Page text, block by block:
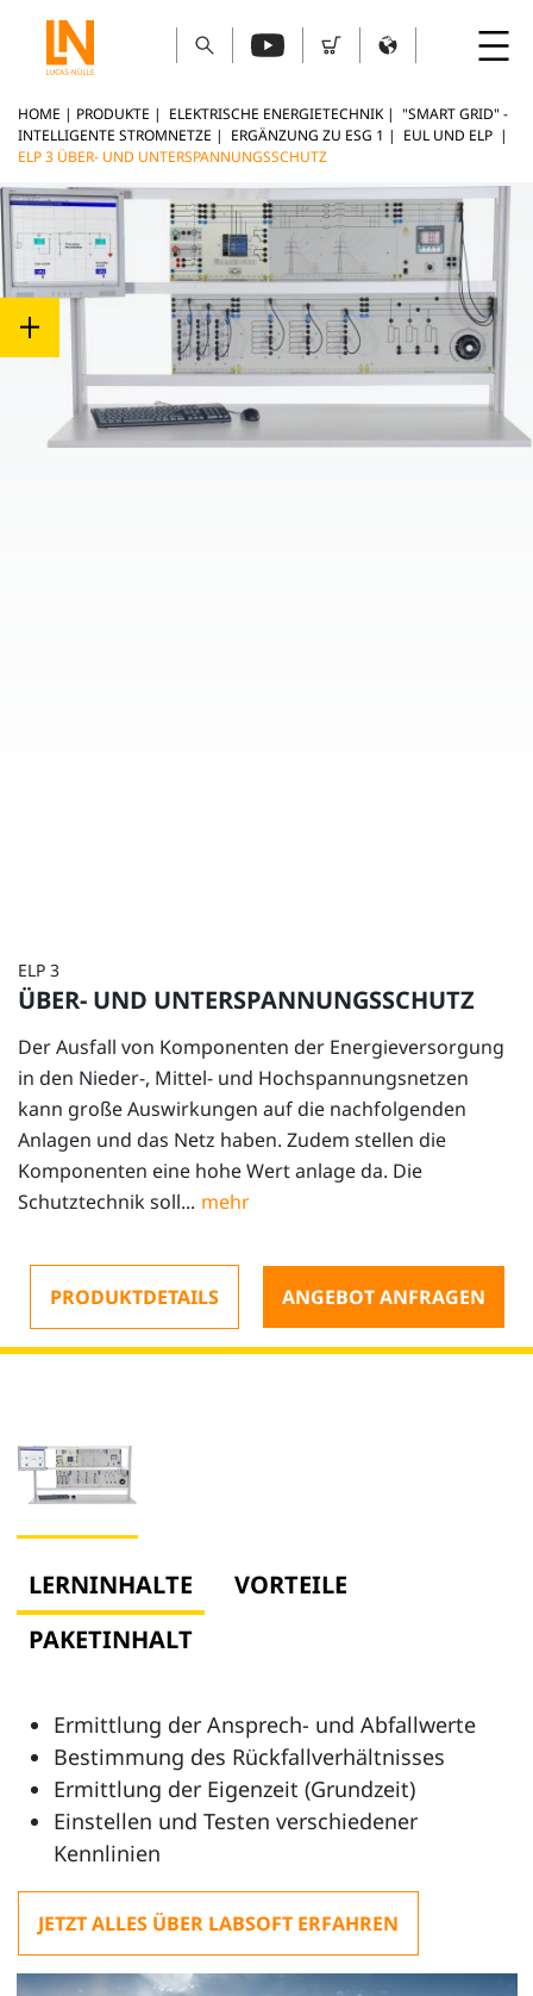
HOME | PRODUKTE | ELEKTRISCHE ENERGIETECHNIK | "SMART GRID" -
INTELLIGENTE STROMNETZE | ERGÄNZUNG ZU ESG 1 | EUL UND ELP |
ELP 3 ÜBER- UND UNTERSPANNUNGSSCHUTZ
ELP 3
ÜBER- UND UNTERSPANNUNGSSCHUTZ
Der Ausfall von Komponenten der Energieversorgung
in den Nieder-, Mittel- und Hochspannungsnetzen
kann große Auswirkungen auf die nachfolgenden
Anlagen und das Netz haben. Zudem stellen die
Komponenten eine hohe Wert anlage da. Die
Schutztechnik soll...
PRODUKTDETAILS ANGEBOT ANFRAGEN
LERNINHALTE
VORTEILE
PAKETINHALT
Ermittlung der Ansprech- und Abfallwerte
Bestimmung des Rückfallverhältnisses
Ermittlung der Eigenzeit (Grundzeit)
Einstellen und Testen verschiedener
Kennlinien
JETZT ALLES ÜBER LABSOFT ERFAHREN